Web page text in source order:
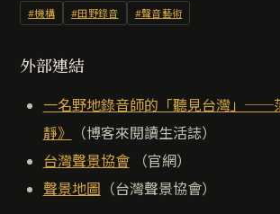
#機構 #田野錄音 #聲音藝術
外部連結
一名野地錄音師的「聽見台灣」──
靜》
（博客來閱讀生活誌）
台灣聲景協會（官網）
聲景地圖 （台灣聲景協會）